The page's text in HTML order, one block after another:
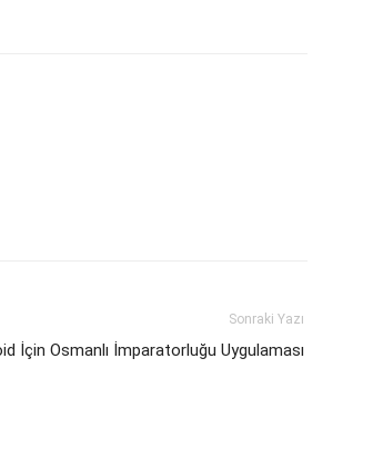
Sonraki Yazı
İçin Osmanlı İmparatorluğu Uygulaması